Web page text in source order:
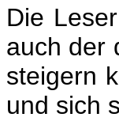
Die
auch der
steigern
und sich